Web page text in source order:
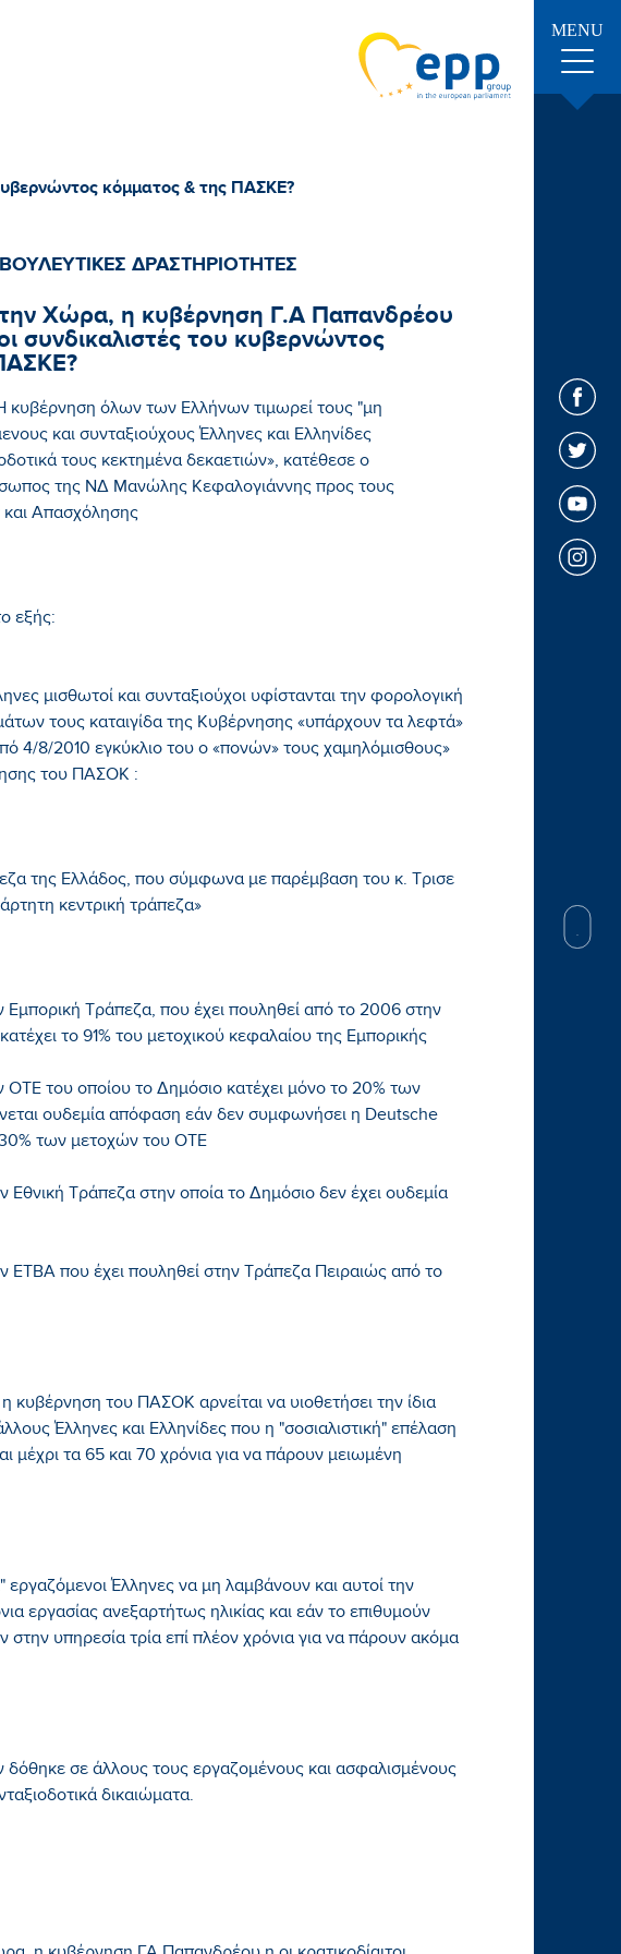
MENU
κόμματος & της ΠΑΣΚΕ?
ΔΡΑΣΤΗΡΙΟΤΗΤΕΣ
την Χώρα, η κυβέρνηση Γ.Α Παπανδρέου
συνδικαλιστές του κυβερνώντος
όλων των Ελλήνων τιμωρεί τους "μη
και συνταξιούχους Έλληνες και Ελληνίδες
τους κεκτημένα δεκαετιών», κατέθεσε ο
της ΝΔ Μανώλης Κεφαλογιάννης προς τους
Απασχόλησης
εξής:
μισθωτοί και συνταξιούχοι υφίστανται την φορολογική
τους καταιγίδα της Κυβέρνησης «υπάρχουν τα λεφτά»
4/8/2010 εγκύκλιο του ο «πονών» τους χαμηλόμισθους»
του ΠΑΣΟΚ :
της Ελλάδος, που σύμφωνα με παρέμβαση του κ. Τρισε
κεντρική τράπεζα»
Εμπορική Τράπεζα, που έχει πουληθεί από το 2006 στην
το 91% του μετοχικού κεφαλαίου της Εμπορικής
ΟΤΕ του οποίου το Δημόσιο κατέχει μόνο το 20% των
ουδεμία απόφαση εάν δεν συμφωνήσει η Deutsche
των μετοχών του ΟΤΕ
Εθνική Τράπεζα στην οποία το Δημόσιο δεν έχει ουδεμία
ΕΤΒΑ που έχει πουληθεί στην Τράπεζα Πειραιώς από το
η κυβέρνηση του ΠΑΣΟΚ αρνείται να υιοθετήσει την ίδια
Έλληνες και Ελληνίδες που η "σοσιαλιστική" επέλαση
μέχρι τα 65 και 70 χρόνια για να πάρουν μειωμένη
εργαζόμενοι Έλληνες να μη λαμβάνουν και αυτοί την
εργασίας ανεξαρτήτως ηλικίας και εάν το επιθυμούν
υπηρεσία τρία επί πλέον χρόνια για να πάρουν ακόμα
δόθηκε σε άλλους τους εργαζομένους και ασφαλισμένους
δικαιώματα.